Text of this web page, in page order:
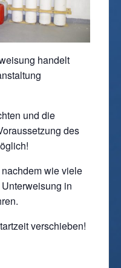
handelt
und die
des
wie viele
in
verschieben!